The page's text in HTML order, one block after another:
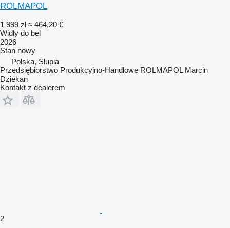
ROLMAPOL
1 999 zł ≈ 464,20 €
Widły do bel
2026
Stan nowy
Polska, Słupia
Przedsiębiorstwo Produkcyjno-Handlowe ROLMAPOL Marcin
Dziekan
Kontakt z dealerem
2